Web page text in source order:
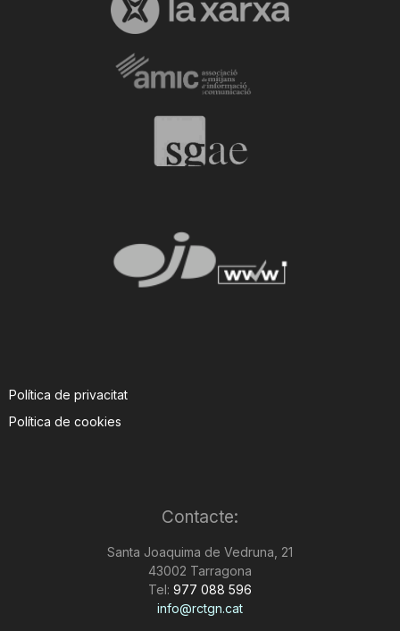
Política de privacitat
Política de cookies
Contacte:
Santa Joaquima de Vedruna, 21
43002 Tarragona
Tel: 977 088 596
info@rctgn.cat